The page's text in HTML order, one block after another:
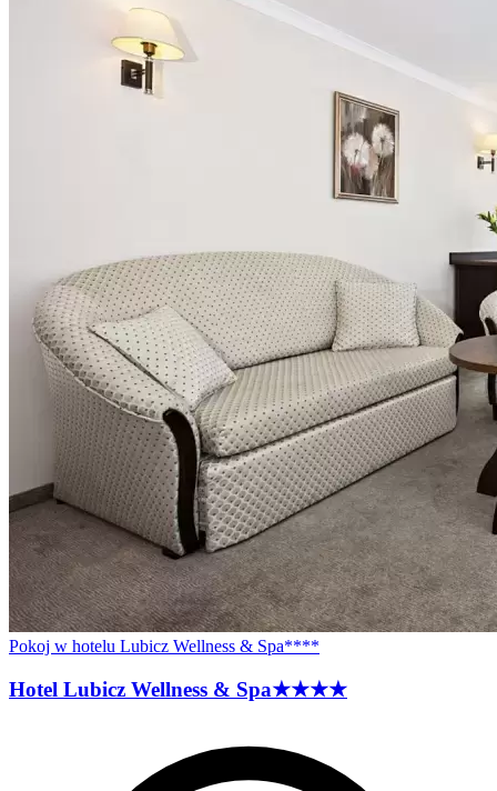
Pokoj w hotelu Lubicz Wellness & Spa****
Hotel Lubicz Wellness & Spa★★★★